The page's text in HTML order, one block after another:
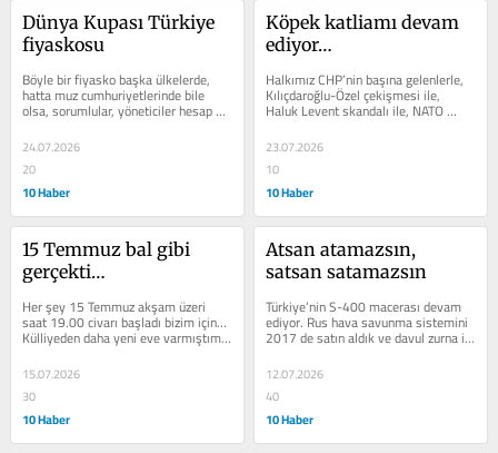
Dünya Kupası Türkiye
fiyaskosu
Böyle bir fiyasko başka ülkelerde,
hatta muz cumhuriyetlerinde bile
olsa, sorumlular, yöneticiler hesap
verir ve görevden ayrılırlar… Hatta...
24.07.2026
20
10 Haber
Köpek katliamı devam
ediyor…
Halkımız CHP’nin başına gelenlerle,
Kılıçdaroğlu-Özel çekişmesi ile,
Haluk Levent skandalı ile, NATO
zirvesi ve futbolumuzun rezil...
23.07.2026
10
10 Haber
15 Temmuz bal gibi
gerçekti…
Her şey 15 Temmuz akşam üzeri
saat 19.00 civarı başladı bizim için…
Külliyeden daha yeni eve varmıştım
ki kızım Nurten Çevik endişe...
15.07.2026
30
10 Haber
Atsan atamazsın,
satsan satamazsın
Türkiye’nin S-400 macerası devam
ediyor. Rus hava savunma sistemini
2017 de satın aldık ve davul zurna ile
12.07.2026
40
10 Haber